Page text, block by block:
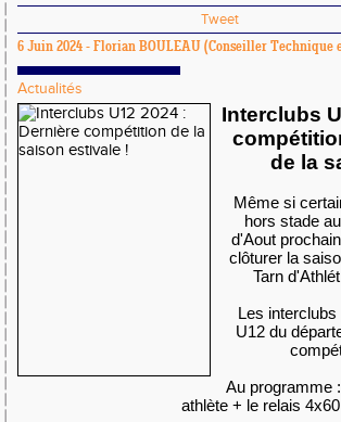
Tweet
6 Juin 2024 - Florian BOULEAU (Conseiller Technique
Actualités
Interclubs
de la
Même si
hors stade
d'Aout
clôturer la
Tarn
Les
U12 du
Au programme
athlète + le relais